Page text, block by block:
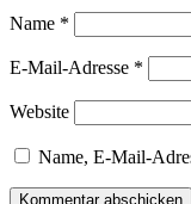
Name *
E-Mail-Adresse *
Website
Name, E-Mail-